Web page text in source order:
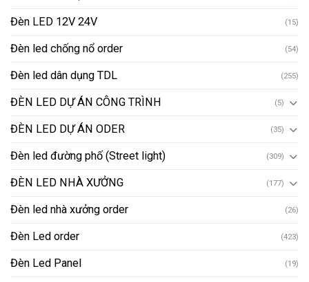
Đèn LED 12V 24V (15)
Đèn led chống nổ order (54)
Đèn led dân dụng TDL (255)
ĐÈN LED DỰ ÁN CÔNG TRÌNH (5)
ĐÈN LED DỰ ÁN ODER (35)
Đèn led đường phố (Street light) (309)
ĐÈN LED NHÀ XƯỞNG (177)
Đèn led nhà xưởng order (26)
Đèn Led order (423)
Đèn Led Panel (19)